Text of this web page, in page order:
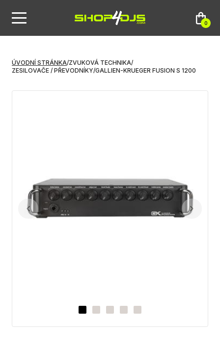
0
ÚVODNÍ STRÁNKA/ZVUKOVÁ TECHNIKA/
ZESILOVAČE / PŘEVODNÍKY/GALLIEN-KRUEGER FUSION S 1200